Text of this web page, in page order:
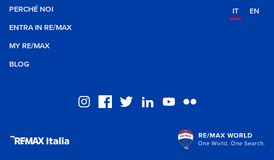
PERCHÉ NOI
ENTRA IN RE/MAX
MY RE/MAX
BLOG
IT EN